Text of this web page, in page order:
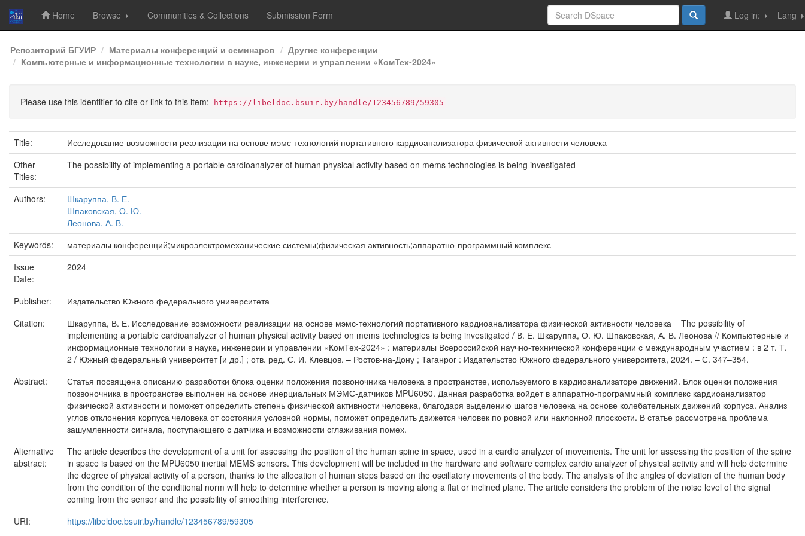
Skip
navigation
Home Browse Communities & Collections Submission Form Lang
Log in:
Репозиторий БГУИР Материалы конференций и семинаров
Другие конференции
Компьютерные и информационные технологии в науке, инженерии и управлении «КомТех-2024»
Please use this identifier to cite or link to this item: https://libeldoc.bsuir.by/handle/123456789/59305
Title:
Исследование возможности реализации на основе мэмс-технологий портативного кардиоанализатора физической активности человека
Other
Titles:
The possibility of implementing a portable cardioanalyzer of human physical activity based on mems technologies is being investigated
Authors:
Шкаруппа, В. Е.
Шпаковская, О. Ю.
Леонова, А. В.
Keywords:
материалы конференций;микроэлектромеханические системы;физическая активность;аппаратно-программный комплекс
Issue
Date:
2024
Publisher:
Издательство Южного федерального университета
Citation:
Шкаруппа, В. Е. Исследование возможности реализации на основе мэмс-технологий портативного кардиоанализатора физической активности человека = The possibility of
implementing a portable cardioanalyzer of human physical activity based on mems technologies is being investigated / В. Е. Шкаруппа, О. Ю. Шпаковская, А. В. Леонова // Компьютерные и
информационные технологии в науке, инженерии и управлении «КомТех-2024» : материалы Всероссийской научно-технической конференции с международным участием : в 2 т. Т.
2 / Южный федеральный университет [и др.] ; отв. ред. С. И. Клевцов. – Ростов-на-Дону ; Таганрог : Издательство Южного федерального университета, 2024. – С. 347–354.
Abstract:
Статья посвящена описанию разработки блока оценки положения позвоночника человека в пространстве, используемого в кардиоанализаторе движений. Блок оценки положения
позвоночника в пространстве выполнен на основе инерциальных МЭМС-датчиков MPU6050. Данная разработка войдет в аппаратно-программный комплекс кардиоанализатор
физической активности и поможет определить степень физической активности человека, благодаря выделению шагов человека на основе колебательных движений корпуса. Анализ
углов отклонения корпуса человека от состояния условной нормы, поможет определить движется человек по ровной или наклонной плоскости. В статье рассмотрена проблема
зашумленности сигнала, поступающего с датчика и возможности сглаживания помех.
Alternative
abstract:
The article describes the development of a unit for assessing the position of the human spine in space, used in a cardio analyzer of movements. The unit for assessing the position of the spine
in space is based on the MPU6050 inertial MEMS sensors. This development will be included in the hardware and software complex cardio analyzer of physical activity and will help determine
the degree of physical activity of a person, thanks to the allocation of human steps based on the oscillatory movements of the body. The analysis of the angles of deviation of the human body
from the condition of the conditional norm will help to determine whether a person is moving along a flat or inclined plane. The article considers the problem of the noise level of the signal
coming from the sensor and the possibility of smoothing interference.
URI:
https://libeldoc.bsuir.by/handle/123456789/59305